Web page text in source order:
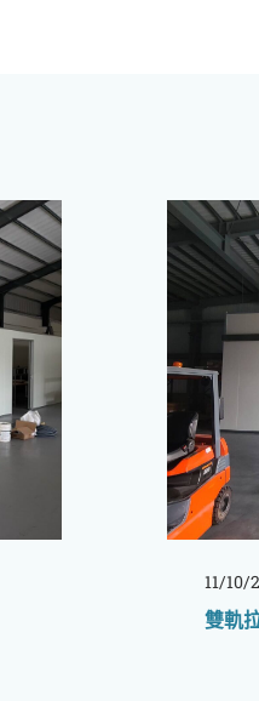
11/10/
雙軌